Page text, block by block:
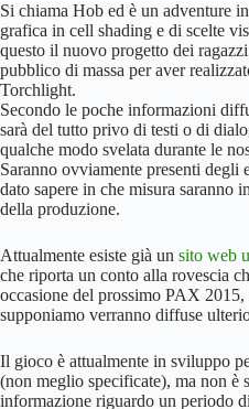
Si chiama Hob ed è un adventure
grafica in cell shading e di scelte
questo il nuovo progetto dei
pubblico di massa per aver
Torchlight.
Secondo le poche informazioni
sarà del tutto privo di testi o di
qualche modo svelata durante le
Saranno ovviamente presenti degli
dato sapere in che misura saranno
della produzione.
Attualmente esiste già un sito web
che riporta un conto alla rovescia
occasione del prossimo PAX 2015,
supponiamo verranno diffuse
Il gioco è attualmente in sviluppo
(non meglio specificate), ma non è
informazione riguardo un periodo